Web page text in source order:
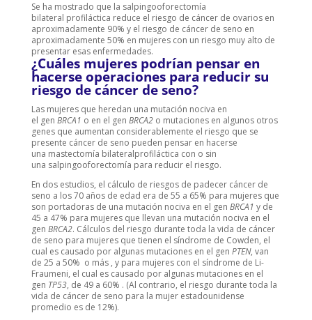
Se ha mostrado que la salpingooforectomía
bilateral profiláctica reduce el riesgo de cáncer de ovarios en
aproximadamente 90% y el riesgo de cáncer de seno en
aproximadamente 50% en mujeres con un riesgo muy alto de
presentar esas enfermedades.
¿Cuáles mujeres podrían pensar en
hacerse operaciones para reducir su
riesgo de cáncer de seno?
Las mujeres que heredan una mutación nociva en
el gen BRCA1 o en el gen BRCA2o mutaciones en algunos otros
genes que aumentan considerablemente el riesgo que se
presente cáncer de seno pueden pensar en hacerse
una mastectomía bilateralprofiláctica con o sin
una salpingooforectomía para reducir el riesgo.
En dos estudios, el cálculo de riesgos de padecer cáncer de
seno a los 70 años de edad era de 55 a 65% para mujeres que
son portadoras de una mutación nociva en el gen BRCA1 y de
45 a 47% para mujeres que llevan una mutación nociva en el
gen BRCA2. Cálculos del riesgo durante toda la vida de cáncer
de seno para mujeres que tienen el síndrome de Cowden, el
cual es causado por algunas mutaciones en el gen PTEN, van
de 25 a 50% o más , y para mujeres con el síndrome de Li-
Fraumeni, el cual es causado por algunas mutaciones en el
gen TP53, de 49 a 60% . (Al contrario, el riesgo durante toda la
vida de cáncer de seno para la mujer estadounidense
promedio es de 12%).